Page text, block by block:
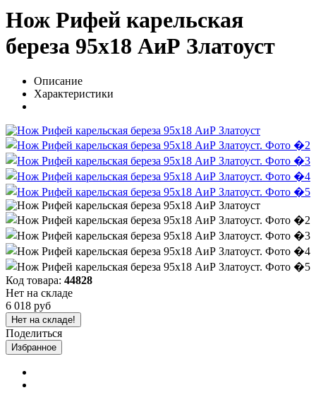
Нож Рифей карельская
береза 95х18 АиР Златоуст
Описание
Характеристики
Код товара: 44828
Нет на складе
6 018 руб
Нет на складе!
Поделиться
Избранное